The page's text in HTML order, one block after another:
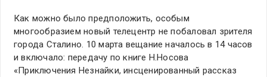
Как можно было предположить, особым
многообразием новый телецентр не побаловал зрителя
города Сталино. 10 марта вещание началось в 14 часов
и включало: передачу по книге Н.Носова
«Приключения Незнайки, инсценированный рассказ